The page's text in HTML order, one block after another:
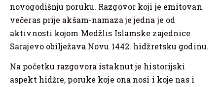
novogodišnju poruku. Razgovor koji je emitovan
večeras prije akšam-namaza je jedna je od
aktivnosti kojom Medžlis Islamske zajednice
Sarajevo obilježava Novu 1442. hidžretsku godinu.
Na početku razgovora istaknut je historijski
aspekt hidžre, poruke koje ona nosi i koje nas i